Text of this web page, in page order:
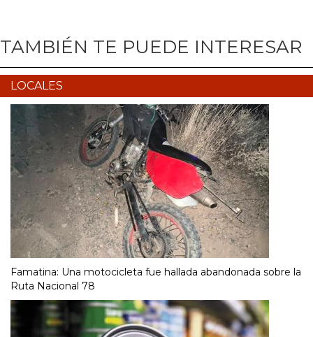
TAMBIÉN TE PUEDE INTERESAR
LOCALES
Famatina: Una motocicleta fue hallada abandonada sobre la
Ruta Nacional 78